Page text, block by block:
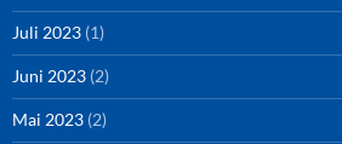
Juli 2023 (1)
Juni 2023 (2)
Mai 2023 (2)